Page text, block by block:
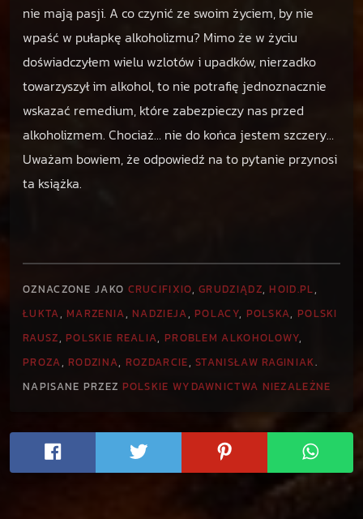
nie mają pasji. A co czynić ze swoim życiem, by nie
wpaść w pułapkę alkoholizmu? Mimo że w życiu
doświadczyłem wielu wzlotów i upadków, nierzadko
towarzyszył im alkohol, to nie potrafię jednoznacznie
wskazać remedium, które zabezpieczy nas przed
alkoholizmem. Chociaż… nie do końca jestem szczery…
Uważam bowiem, że odpowiedź na to pytanie przynosi
ta książka.
OZNACZONE JAKO CRUCIFIXIO,GRUDZIĄDZ, HOID.PL,
ŁUKTA, MARZENIA, NADZIEJA, POLACY, POLSKA, POLSKI
RAUSZ, POLSKIE REALIA, PROBLEM ALKOHOLOWY,
PROZA, RODZINA, ROZDARCIE,STANISŁAW RAGINIAK.
NAPISANE PRZEZ POLSKIE WYDAWNICTWA NIEZALEŻNE